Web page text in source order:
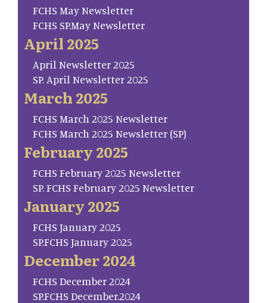
FCHS May Newsletter
FCHS SP.May Newsletter
April 2025
April Newsletter 2025
SP. April Newsletter 2025
March 2025
FCHS March 2025 Newsletter
FCHS March 2025 Newsletter (SP)
February 2025
FCHS February 2025 Newsletter
SP. FCHS February 2025 Newsletter
January 2025
FCHS January 2025
SP.FCHS January 2025
December 2024
FCHS December 2024
SP.FCHS December.2024